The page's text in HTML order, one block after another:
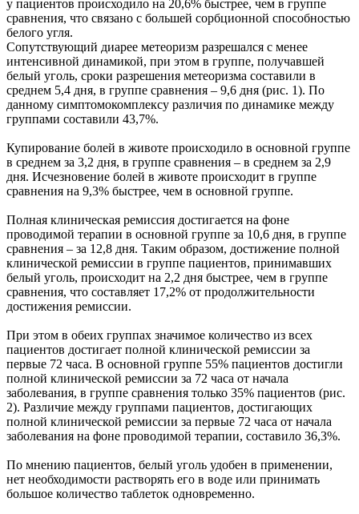
у пациентов происходило на 20,6% быстрее, чем в группе
сравнения, что связано с большей сорбционной способностью
белого угля.
Сопутствующий диарее метеоризм разрешался с менее
интенсивной динамикой, при этом в группе, получавшей
белый уголь, сроки разрешения метеоризма составили в
среднем 5,4 дня, в группе сравнения – 9,6 дня (рис. 1). По
данному симптомокомплексу различия по динамике между
группами составили 43,7%.
Купирование болей в животе происходило в основной группе
в среднем за 3,2 дня, в группе сравнения – в среднем за 2,9
дня. Исчезновение болей в животе происходит в группе
сравнения на 9,3% быстрее, чем в основной группе.
Полная клиническая ремиссия достигается на фоне
проводимой терапии в основной группе за 10,6 дня, в группе
сравнения – за 12,8 дня. Таким образом, достижение полной
клинической ремиссии в группе пациентов, принимавших
белый уголь, происходит на 2,2 дня быстрее, чем в группе
сравнения, что составляет 17,2% от продолжительности
достижения ремиссии.
При этом в обеих группах значимое количество из всех
пациентов достигает полной клинической ремиссии за
первые 72 часа. В основной группе 55% пациентов достигли
полной клинической ремиссии за 72 часа от начала
заболевания, в группе сравнения только 35% пациентов (рис.
2). Различие между группами пациентов, достигающих
полной клинической ремиссии за первые 72 часа от начала
заболевания на фоне проводимой терапии, составило 36,3%.
По мнению пациентов, белый уголь удобен в применении,
нет необходимости растворять его в воде или принимать
большое количество таблеток одновременно.